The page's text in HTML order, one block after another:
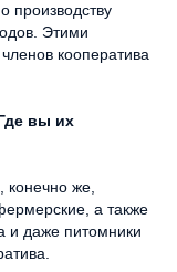
производству
Этими
кооператива
вы их
же,
а также
и даже питомники